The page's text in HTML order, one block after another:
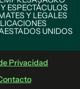
ESPECTÁCULOS
Y LEGALES
ESTADOS UNIDOS
Privacidad